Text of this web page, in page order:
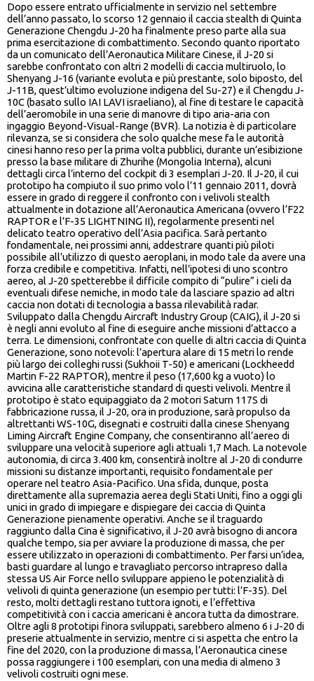
Dopo essere entrato ufficialmente in servizio nel settembre
dell’anno passato, lo scorso 12 gennaio il caccia stealth di Quinta
Generazione Chengdu J-20 ha finalmente preso parte alla sua
prima esercitazione di combattimento. Secondo quanto riportato
da un comunicato dell’Aeronautica Militare Cinese, il J-20 si
sarebbe confrontato con altri 2 modelli di caccia multiruolo, lo
Shenyang J-16 (variante evoluta e più prestante, solo biposto, del
J-11B, quest’ultimo evoluzione indigena del Su-27) e il Chengdu J-
10C (basato sullo IAI LAVI israeliano), al fine di testare le capacità
dell’aeromobile in una serie di manovre di tipo aria-aria con
ingaggio Beyond-Visual-Range (BVR). La notizia è di particolare
rilevanza, se si considera che solo qualche mese fa le autorità
cinesi hanno reso per la prima volta pubblici, durante un’esibizione
presso la base militare di Zhurihe (Mongolia Interna), alcuni
dettagli circa l’interno del cockpit di 3 esemplari J-20. Il J-20, il cui
prototipo ha compiuto il suo primo volo l’11 gennaio 2011, dovrà
essere in grado di reggere il confronto con i velivoli stealth
attualmente in dotazione all’Aeronautica Americana (ovvero l’F22
RAPTOR e l’F-35 LIGHTNING II), regolarmente presenti nel
delicato teatro operativo dell’Asia pacifica. Sarà pertanto
fondamentale, nei prossimi anni, addestrare quanti più piloti
possibile all’utilizzo di questo aeroplani, in modo tale da avere una
forza credibile e competitiva. Infatti, nell’ipotesi di uno scontro
aereo, al J-20 spetterebbe il difficile compito di “pulire” i cieli da
eventuali difese nemiche, in modo tale da lasciare spazio ad altri
caccia non dotati di tecnologia a bassa rilevabilità radar.
Sviluppato dalla Chengdu Aircraft Industry Group (CAIG), il J-20 si
è negli anni evoluto al fine di eseguire anche missioni d’attacco a
terra. Le dimensioni, confrontate con quelle di altri caccia di Quinta
Generazione, sono notevoli: l’apertura alare di 15 metri lo rende
più largo dei colleghi russi (Sukhoii T-50) e americani (Lockheedd
Martin F-22 RAPTOR), mentre il peso (17,600 kg a vuoto) lo
avvicina alle caratteristiche standard di questi velivoli. Mentre il
prototipo è stato equipaggiato da 2 motori Saturn 117S di
fabbricazione russa, il J-20, ora in produzione, sarà propulso da
altrettanti WS-10G, disegnati e costruiti dalla cinese Shenyang
Liming Aircraft Engine Company, che consentiranno all’aereo di
sviluppare una velocità superiore agli attuali 1,7 Mach. La notevole
autonomia, di circa 3.400 km, consentirà inoltre al J-20 di condurre
missioni su distanze importanti, requisito fondamentale per
operare nel teatro Asia-Pacifico. Una sfida, dunque, posta
direttamente alla supremazia aerea degli Stati Uniti, fino a oggi gli
unici in grado di impiegare e dispiegare dei caccia di Quinta
Generazione pienamente operativi. Anche se il traguardo
raggiunto dalla Cina è significativo, il J-20 avrà bisogno di ancora
qualche tempo, sia per avviare la produzione di massa, che per
essere utilizzato in operazioni di combattimento. Per farsi un’idea,
basti guardare al lungo e travagliato percorso intrapreso dalla
stessa US Air Force nello sviluppare appieno le potenzialità di
velivoli di quinta generazione (un esempio per tutti: l’F-35). Del
resto, molti dettagli restano tuttora ignoti, e l’effettiva
competitività con i caccia americani è ancora tutta da dimostrare.
Oltre agli 8 prototipi finora sviluppati, sarebbero almeno 6 i J-20 di
preserie attualmente in servizio, mentre ci si aspetta che entro la
fine del 2020, con la produzione di massa, l’Aeronautica cinese
possa raggiungere i 100 esemplari, con una media di almeno 3
velivoli costruiti ogni mese.